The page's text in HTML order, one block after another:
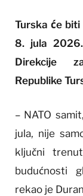
Turska će
8. jula
Direkcije
Republike
– NATO
jula, nije
ključni
budućnosti
rekao je